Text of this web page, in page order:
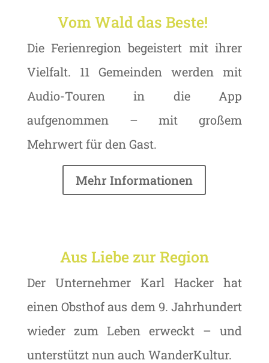
Vom Wald das Beste!
Die Ferienregion begeistert mit ihrer
Vielfalt. 11 Gemeinden werden mit
Audio-Touren in die App
aufgenommen – mit großem
Mehrwert für den Gast.
Mehr Informationen
Aus Liebe zur Region
Der Unternehmer Karl Hacker hat
einen Obsthof aus dem 9. Jahrhundert
wieder zum Leben erweckt – und
unterstützt nun auch WanderKultur.